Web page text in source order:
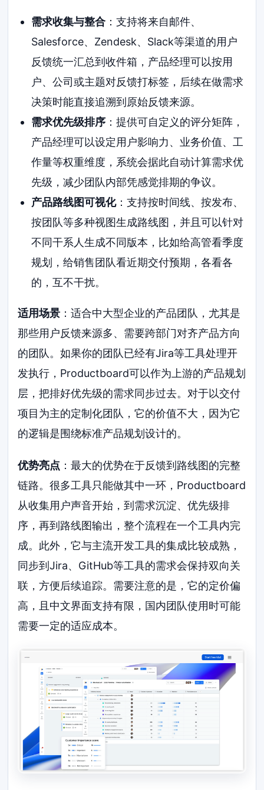
需求收集与整合：支持将来自邮件、
Salesforce、Zendesk、Slack等渠道的用户
反馈统一汇总到收件箱，产品经理可以按用
户、公司或主题对反馈打标签，后续在做需求
决策时能直接追溯到原始反馈来源。
需求优先级排序：提供可自定义的评分矩阵，
产品经理可以设定用户影响力、业务价值、工
作量等权重维度，系统会据此自动计算需求优
先级，减少团队内部凭感觉排期的争议。
产品路线图可视化：支持按时间线、按发布、
按团队等多种视图生成路线图，并且可以针对
不同干系人生成不同版本，比如给高管看季度
规划，给销售团队看近期交付预期，各看各
的，互不干扰。
适用场景 ：适合中大型企业的产品团队，尤其是
那些用户反馈来源多、需要跨部门对齐产品方向
的团队。如果你的团队已经有Jira等工具处理开
发执行，Productboard可以作为上游的产品规划
层，把排好优先级的需求同步过去。对于以交付
项目为主的定制化团队，它的价值不大，因为它
的逻辑是围绕标准产品规划设计的。
优势亮点 ：最大的优势在于反馈到路线图的完整
链路。很多工具只能做其中一环，Productboard
从收集用户声音开始，到需求沉淀、优先级排
序，再到路线图输出，整个流程在一个工具内完
成。此外，它与主流开发工具的集成比较成熟，
同步到Jira、GitHub等工具的需求会保持双向关
联，方便后续追踪。需要注意的是，它的定价偏
高，且中文界面支持有限，国内团队使用时可能
需要一定的适应成本。